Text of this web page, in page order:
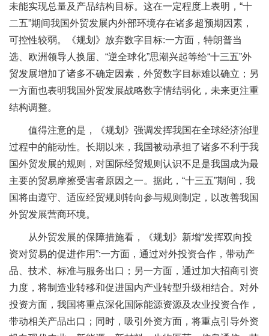
未能实现总量及产品结构目标。这在一定程度上表明，“十
二五”期间我国外贸发展内外部环境存在诸多超预期因素，
可控性较弱。《规划》放弃数字目标:一方面，特朗普当
选、欧洲领导人换届、“逆全球化”思潮兴起等给“十三五”外
贸发展增加了诸多不确定因素，外贸数字目标难以确立；另
一方面也表明我国外贸发展战略数字情结弱化，未来更注重
结构调整。
值得注意的是，《规划》强调发挥我国在全球经济治理
过程中的能动性。长期以来，我国被动承担了诸多不利于我
国外贸发展的规则，对国际经贸规则认识不足是我国成为最
主要的贸易摩擦受害者原因之一。据此，“十三五”期间，我
国将由遵守、适应经贸规则转向参与规则制定，以改善我国
外贸发展营商环境。
从外贸发展的保障措施看，《规划》新增“发挥双向投
资对贸易的促进作用”:一方面，通过对外投资合作，带动产
品、技术、标准与服务出口；另一方面，通过加大招商引资
力度，将制造业转移和促进国内产业转型升级相结合。对外
投资方面，我国将重点深化国际能源资源及农业投资合作，
带动相关产品出口；同时，吸引外资方面，将重点引导外资